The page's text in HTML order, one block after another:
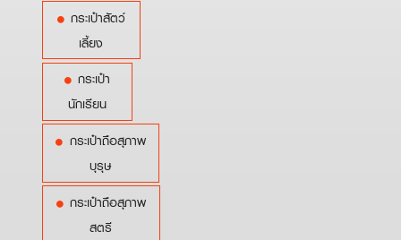
กระเป๋าสัตว์
เลี้ยง
กระเป๋า
นักเรียน
กระเป๋าถือสุภาพ
บุรุษ
กระเป๋าถือสุภาพ
สตรี